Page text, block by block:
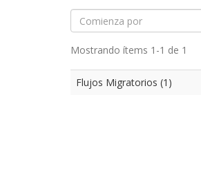
Mostrando ítems 1-1 de 1
Flujos Migratorios (1)